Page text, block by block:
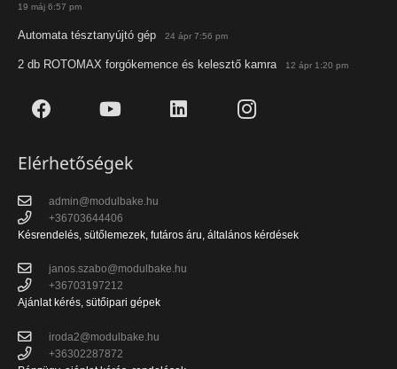
19 máj 6:57 pm
Automata tésztanyújtó gép 24 ápr 7:56 pm
2 db ROTOMAX forgókemence és kelesztő kamra 12 ápr 1:20 pm
Elérhetőségek
admin@modulbake.hu
+36703644406
Késrendelés, sütőlemezek, futáros áru, általános kérdések
janos.szabo@modulbake.hu
+36703197212
Ajánlat kérés, sütőipari gépek
iroda2@modulbake.hu
+36302287872